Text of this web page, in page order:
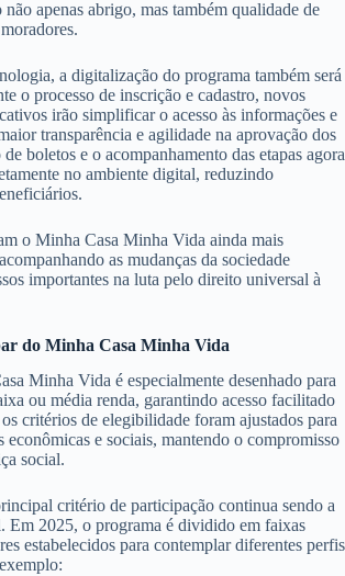
apenas abrigo, mas também qualidade de
a digitalização do programa também será
o processo de inscrição e cadastro, novos
irão simplificar o acesso às informações e
transparência e agilidade na aprovação dos
boletos e o acompanhamento das etapas agora
no ambiente digital, reduzindo
o Minha Casa Minha Vida ainda mais
as mudanças da sociedade
importantes na luta pelo direito universal à
do Minha Casa Minha Vida
Minha Vida é especialmente desenhado para
ou média renda, garantindo acesso facilitado
critérios de elegibilidade foram ajustados para
econômicas e sociais, mantendo o compromisso
social.
critério de participação continua sendo a
Em 2025, o programa é dividido em faixas
estabelecidos para contemplar diferentes perfis